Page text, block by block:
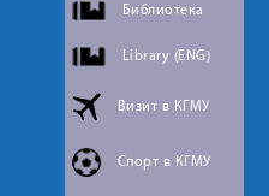
Библиотека
Library (ENG)
Визит в КГМУ
Спорт в КГМУ